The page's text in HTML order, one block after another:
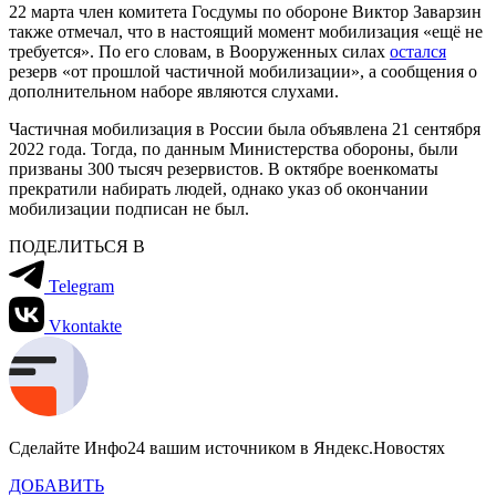
22 марта член комитета Госдумы по обороне Виктор Заварзин
также отмечал, что в настоящий момент мобилизация «ещё не
требуется». По его словам, в Вооруженных силах остался
резерв «от прошлой частичной мобилизации», а сообщения о
дополнительном наборе являются слухами.
Частичная мобилизация в России была объявлена 21 сентября
2022 года. Тогда, по данным Министерства обороны, были
призваны 300 тысяч резервистов. В октябре военкоматы
прекратили набирать людей, однако указ об окончании
мобилизации подписан не был.
ПОДЕЛИТЬСЯ В
Telegram
Vkontakte
Сделайте Инфо24 вашим источником в Яндекс.Новостях
ДОБАВИТЬ